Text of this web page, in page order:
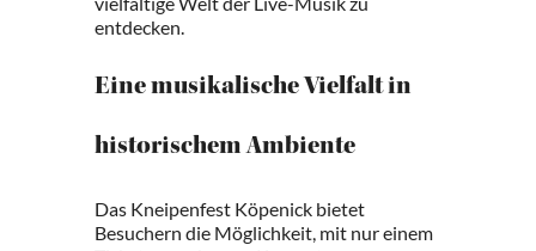
entdecken.
Eine musikalische Vielfalt in
historischem Ambiente
Das Kneipenfest Köpenick bietet
Besuchern die Möglichkeit, mit nur einem